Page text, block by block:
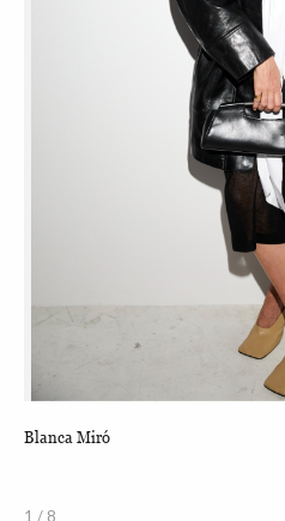
Blanca Miró
1 / 8